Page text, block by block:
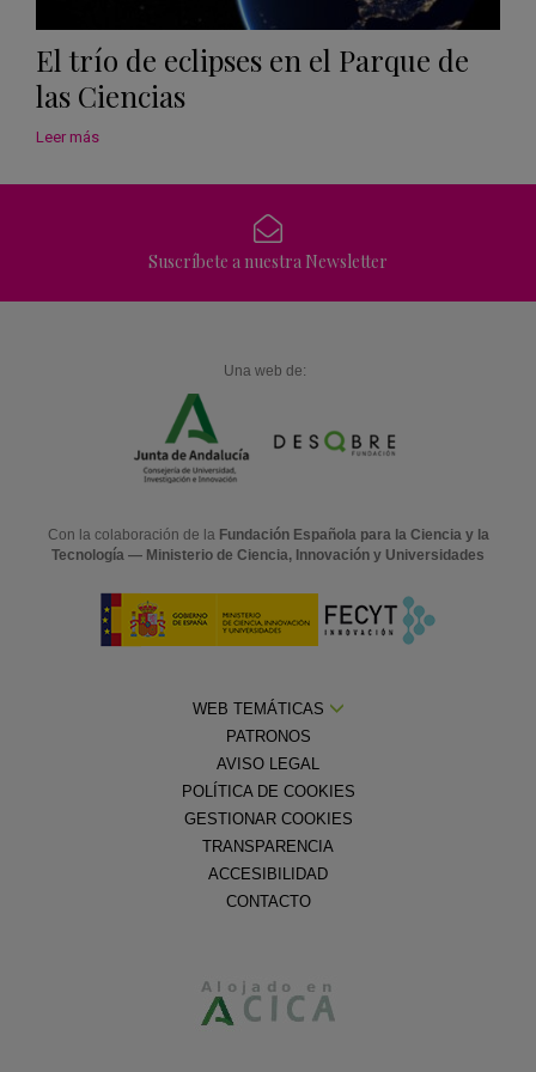
El trío de eclipses en el Parque de
las Ciencias
Leer más
Suscríbete a nuestra Newsletter
Una web de:
Con la colaboración de la Fundación Española para la Ciencia y la
Tecnología — Ministerio de Ciencia, Innovación y Universidades
WEB TEMÁTICAS
PATRONOS
AVISO LEGAL
POLÍTICA DE COOKIES
GESTIONAR COOKIES
TRANSPARENCIA
ACCESIBILIDAD
CONTACTO